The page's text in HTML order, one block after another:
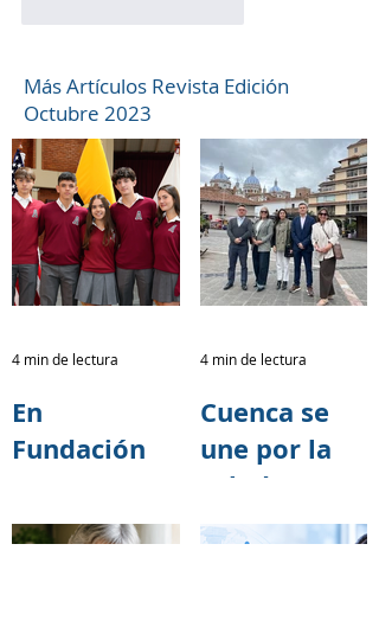
Más Artículos Revista Edición
Octubre 2023
En
Fundación
creemos que
4 min de lectura
Cuenca se
une por la
salud
cerebral:
4 min de lectura